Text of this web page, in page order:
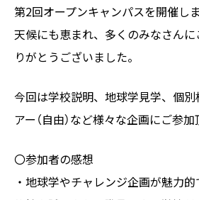
第2回オープンキャンパスを開催し
天候にも恵まれ、多くのみなさん
りがとうございました。
今回は学校説明、地球学見学、個
アー（自由）など様々な企画にご参加
〇参加者の感想
・地球学やチャレンジ企画が魅力